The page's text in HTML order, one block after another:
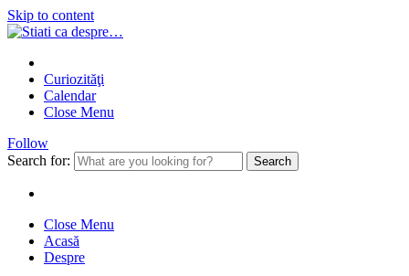
Skip to content
Curiozităţi
Calendar
Close Menu
Follow
Search for:
Close Menu
Acasă
Despre